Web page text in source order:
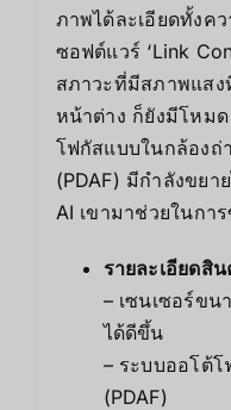
ภาพได้ละเอียดทั้งค
ซอฟต์แวร์ ‘Link
สภาวะที่มีสภาพแสง
หน้าต่าง ก็ยังมีโหม
โฟกัสแบบในกล้องถ่
(PDAF) มีกำลังขยา
AI เขามาช่วยในก
รายละเอียดสิน
– เซนเซอร์ข
ได้ดีขึ้น
– ระบบออโต้โ
(PDAF)